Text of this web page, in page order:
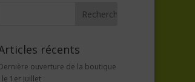
récents
ouverture de la boutique
le 1er juillet